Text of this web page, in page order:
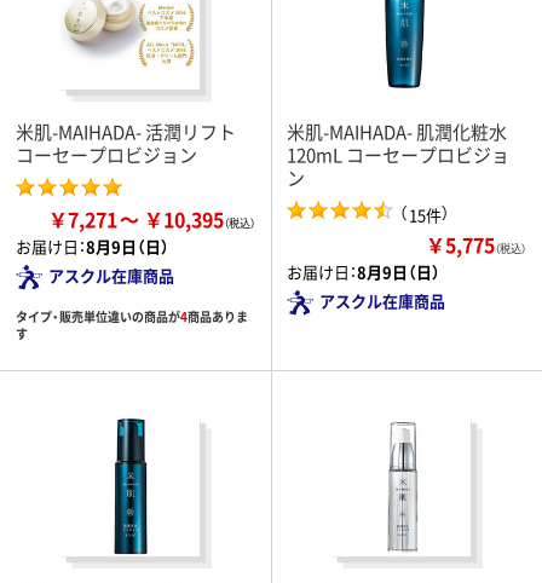
米肌-MAIHADA- 活潤リフト
コーセープロビジョン
￥7,271 ￥10,395
お届け日：8月9日（日）
アスクル在庫商品
タイプ・販売単位違いの商品が4商品ありま
す
米肌-MAIHADA- 肌潤化粧水
120mL コーセープロビジョ
ン
（15件）
￥5,775（税込）
お届け日：8月9日（日）
アスクル在庫商品